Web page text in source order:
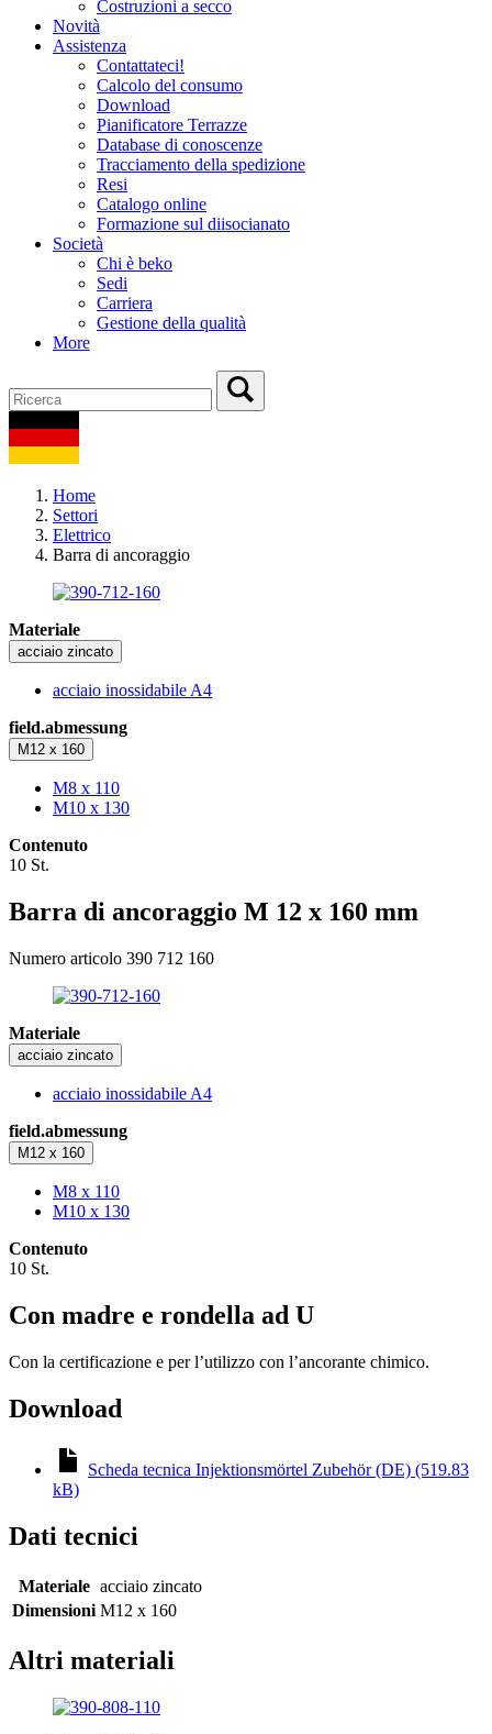
Costruzioni a secco
Novità
Assistenza
Contattateci!
Calcolo del consumo
Download
Pianificatore Terrazze
Database di conoscenze
Tracciamento della spedizione
Resi
Catalogo online
Formazione sul diisocianato
Società
Chi è beko
Sedi
Carriera
Gestione della qualità
More
Home
Settori
Elettrico
Barra di ancoraggio
Materiale
acciaio zincato
acciaio inossidabile A4
field.abmessung
M12 x 160
M8 x 110
M10 x 130
Contenuto
10 St.
Barra di ancoraggio M 12 x 160 mm
Numero articolo 390 712 160
Materiale
acciaio zincato
acciaio inossidabile A4
field.abmessung
M12 x 160
M8 x 110
M10 x 130
Contenuto
10 St.
Con madre e rondella ad U
Con la certificazione e per l’utilizzo con l’ancorante chimico.
Download
Scheda tecnica Injektionsmörtel Zubehör (DE) (519.83
kB)
Dati tecnici
Materiale acciaio zincato
Dimensioni M12 x 160
Altri materiali